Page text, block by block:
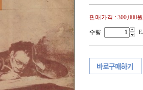
판매가격 : 300,000원
수량